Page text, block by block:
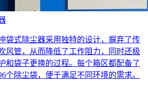
袋式除尘器采用独特的设计，摒弃了传
风管，从而降低了工作阻力，同时还极
和袋子更换的过程。每个箱区都配备了
个除尘袋，便于满足不同环境的需求。